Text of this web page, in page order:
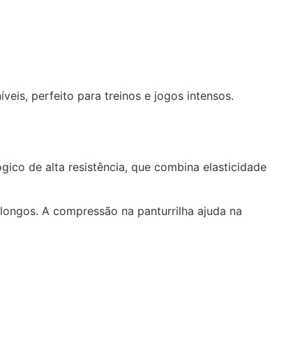
perfeito para treinos e jogos intensos.
de alta resistência, que combina elasticidade
A compressão na panturrilha ajuda na